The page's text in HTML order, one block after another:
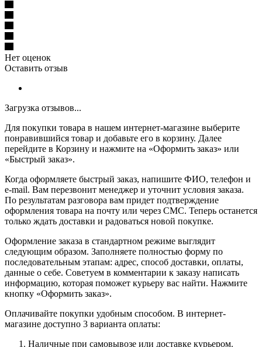
Нет оценок
Оставить отзыв
Загрузка отзывов...
Для покупки товара в нашем интернет-магазине выберите
понравившийся товар и добавьте его в корзину. Далее
перейдите в Корзину и нажмите на «Оформить заказ» или
«Быстрый заказ».
Когда оформляете быстрый заказ, напишите ФИО, телефон и
e-mail. Вам перезвонит менеджер и уточнит условия заказа.
По результатам разговора вам придет подтверждение
оформления товара на почту или через СМС. Теперь останется
только ждать доставки и радоваться новой покупке.
Оформление заказа в стандартном режиме выглядит
следующим образом. Заполняете полностью форму по
последовательным этапам: адрес, способ доставки, оплаты,
данные о себе. Советуем в комментарии к заказу написать
информацию, которая поможет курьеру вас найти. Нажмите
кнопку «Оформить заказ».
Оплачивайте покупки удобным способом. В интернет-
магазине доступно 3 варианта оплаты:
Наличные при самовывозе или доставке курьером.